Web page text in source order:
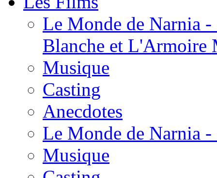
Le Monde de Narnia
Blanche et L'Armoire
Musique
Casting
Anecdotes
Le Monde de Narnia
Musique